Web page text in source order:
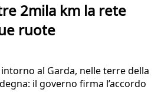
2mila km la rete
ruote
al Garda, nelle terre della
il governo firma l’accordo